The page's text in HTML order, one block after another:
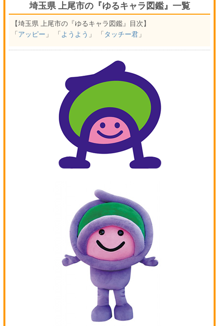
埼玉県 上尾市の『ゆるキャラ図鑑』一覧
【埼玉県 上尾市の『ゆるキャラ図鑑』目次】
「 アッピー 」 「 ようよう 」 「 タッチー君」